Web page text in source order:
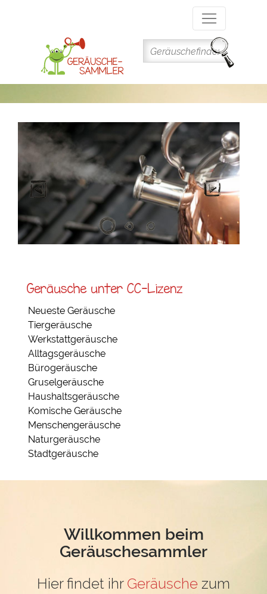
Inhalt
Geräusche unter CC-Lizenz
Neueste Geräusche
Tiergeräusche
Werkstattgeräusche
Alltagsgeräusche
Bürogeräusche
Gruselgeräusche
Haushaltsgeräusche
Komische Geräusche
Menschengeräusche
Naturgeräusche
Stadtgeräusche
Willkommen beim
Geräuschesammler
Hier findet ihr Geräusche zum